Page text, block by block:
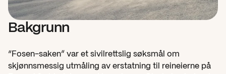
Bakgrunn
“Fosen-saken” var et sivilrettslig søksmål om
skjønnsmessig utmåling av erstatning til reineierne på